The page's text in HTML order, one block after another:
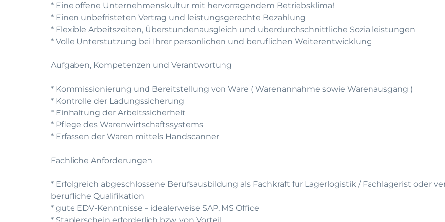
* Eine offene Unternehmenskultur mit hervorragendem Betriebsklima!
* Einen unbefristeten Vertrag und leistungsgerechte Bezahlung
* Flexible Arbeitszeiten, Überstundenausgleich und uberdurchschnittliche Sozialleistungen
* Volle Unterstutzung bei Ihrer personlichen und beruflichen Weiterentwicklung
Aufgaben, Kompetenzen und Verantwortung
* Kommissionierung und Bereitstellung von Ware ( Warenannahme sowie Warenausgang )
* Kontrolle der Ladungssicherung
* Einhaltung der Arbeitssicherheit
* Pflege des Warenwirtschaftssystems
* Erfassen der Waren mittels Handscanner
Fachliche Anforderungen
* Erfolgreich abgeschlossene Berufsausbildung als Fachkraft fur Lagerlogistik / Fachlagerist oder
berufliche Qualifikation
* gute EDV-Kenntnisse – idealerweise SAP, MS Office
* Staplerschein erforderlich bzw. von Vorteil